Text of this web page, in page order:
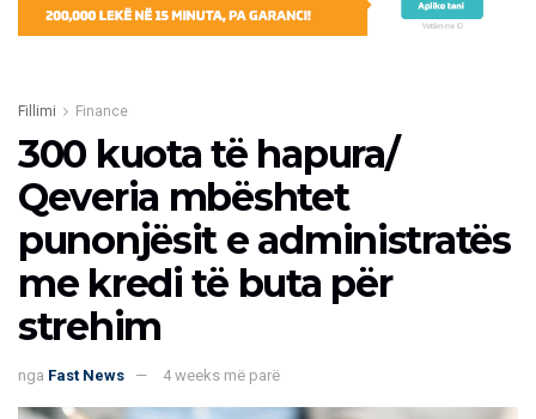
Fillimi Finance
300 kuota të hapura/
Qeveria mbështet
punonjësit e administratës
me kredi të buta për
strehim
nga Fast News 4 weeks më parë